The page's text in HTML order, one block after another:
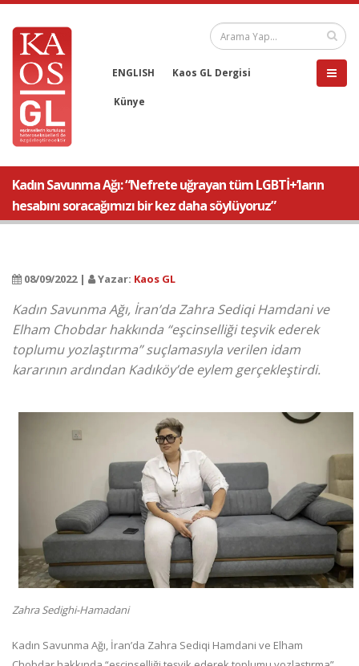
ENGLISH Kaos GL Dergisi
Künye
Kadın Savunma Ağı: “Nefrete uğrayan tüm LGBTİ+’ların
hesabını soracağımızı bir kez daha söylüyoruz”
08/09/2022 | Yazar: Kaos GL
Kadın Savunma Ağı, İran’da Zahra Sediqi Hamdani ve
Elham Chobdar hakkında “eşcinselliği teşvik ederek
toplumu yozlaştırma” suçlamasıyla verilen idam
kararının ardından Kadıköy’de eylem gerçekleştirdi.
Zahra Sedighi-Hamadani
Kadın Savunma Ağı, İran’da Zahra Sediqi Hamdani ve Elham